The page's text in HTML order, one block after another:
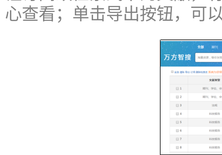
心查看；单击导出按钮，可